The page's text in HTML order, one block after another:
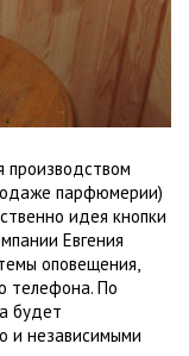
производством
парфюмерии)
идея кнопки
Евгения
оповещения,
телефона. По
будет
и независимыми